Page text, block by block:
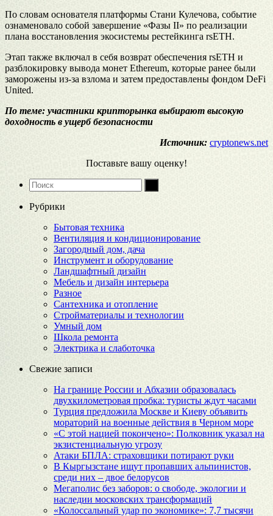
По словам основателя платформы Стани Кулечова, событие
ознаменовало собой завершение «Фазы II» по реализации
плана восстановления экосистемы рестейкинга rsETH.
Этап также включал в себя возврат обеспечения rsETH и
разблокировку вывода монет Ethereum, которые ранее были
заморожены из-за взлома и затем предоставлены фондом DeFi
United.
По теме: участники крипторынка выбирают высокую
доходность в ущерб безопасности
Источник: cryptonews.net
Поставьте вашу оценку!
Рубрики
Бытовая техника
Вентиляция и кондиционирование
Загородный дом, дача
Инструмент и оборудование
Ландшафтный дизайн
Мебель и дизайн интерьера
Разное
Сантехника и отопление
Стройматериалы и технологии
Умный дом
Школа ремонта
Электрика и слаботочка
Свежие записи
На границе России и Абхазии образовалась
двухкилометровая пробка: туристы ждут часами
Турция предложила Москве и Киеву объявить
мораторий на военные действия в Черном море
«С этой нацией покончено»: Полковник указал на
экзистенциальную угрозу
Атаки БПЛА: страховщики потирают руки
В Кыргызстане ищут пропавших альпинистов,
среди них – двое белорусов
Мегаполис без заборов: о свободе, экологии и
наследии московских трансформаций
«Колоссальный удар по экономике»: 7,7 тысячи